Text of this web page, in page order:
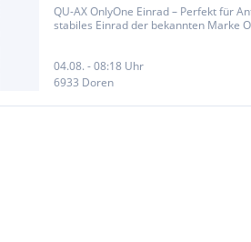
QU-AX OnlyOne Einrad – Perfekt für
stabiles Einrad der bekannten Marke
04.08. - 08:18 Uhr
6933 Doren